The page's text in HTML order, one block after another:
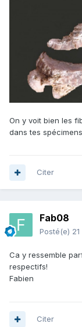
On y voit bien les
dans tes
Citer
Fab08
Posté(e)
Ca y ressemble
respectifs!
Fabien
Citer